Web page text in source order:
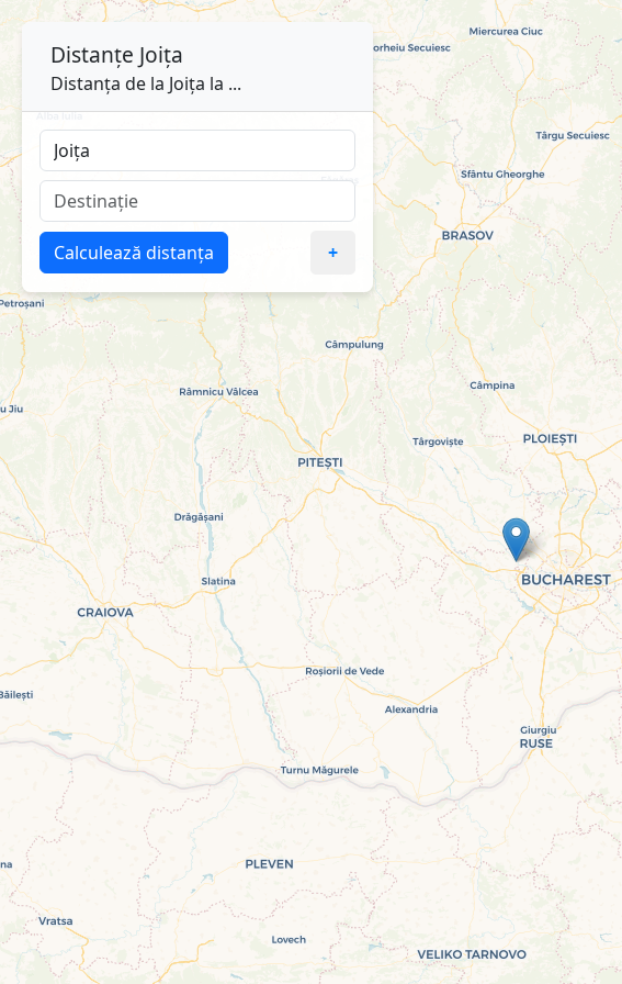
Distanțe Joița
Distanța de la Joița la ...
Calculează distanța +